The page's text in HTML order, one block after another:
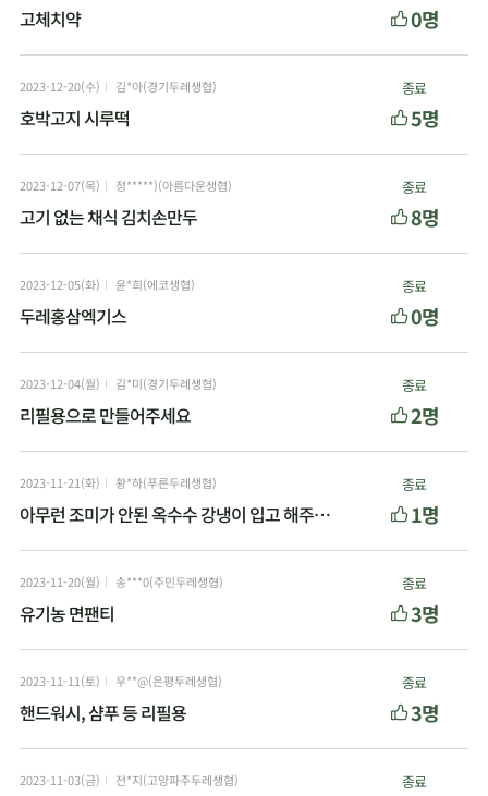
고체치약 0명
2023-12-20(수) 김*아(경기두레생협)
호박고지 시루떡
종료
5명
2023-12-07(목) 정*****)(아름다운생협)
고기 없는 채식 김치손만두
종료
8명
2023-12-05(화) 윤*희(에코생협)
두레홍삼엑기스
종료
0명
2023-12-04(월) 김*미(경기두레생협)
리필용으로 만들어주세요
종료
2명
2023-11-21(화) 황*하(푸른두레생협)
아무런 조미가 안된 옥수수 강냉이 입고 해주세요.
종료
1명
2023-11-20(월) 송***0(주민두레생협)
유기농 면팬티
종료
3명
2023-11-11(토) 우**@(은평두레생협)
핸드워시, 샴푸 등 리필용
종료
3명
2023-11-03(금) 전*지(고양파주두레생협) 종료